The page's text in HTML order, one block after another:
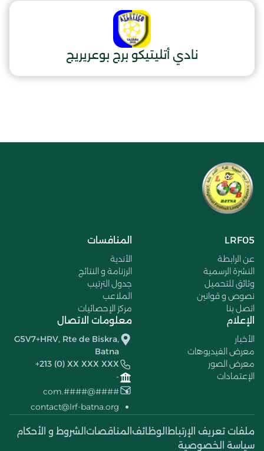
نادي أتليتيكو برج بوعريريج
LRF05
عن الرابطة
النشرة الرسمية
وثائق للتحميل
نصوص و قوانين
اتصل بنا
المنافسات
الأندية
الرزنامة و النتائج
جدول الترتيب
الملاعب
مركز الإحصائيات
الإعلام
الأخبار
معرض الفيديوهات
معرض الصور
الإعتمادات
معلومات الاتصال
G5V7+HRV, Rte de Biskra,
Batna
+213 (0) XX XXX XXX
-
####@####.com
contact@lrf-batna.org
ملفات تعريف الإرتباط الوظائف المناقصات الشروط و الأحكام
سياسة الخصوصية